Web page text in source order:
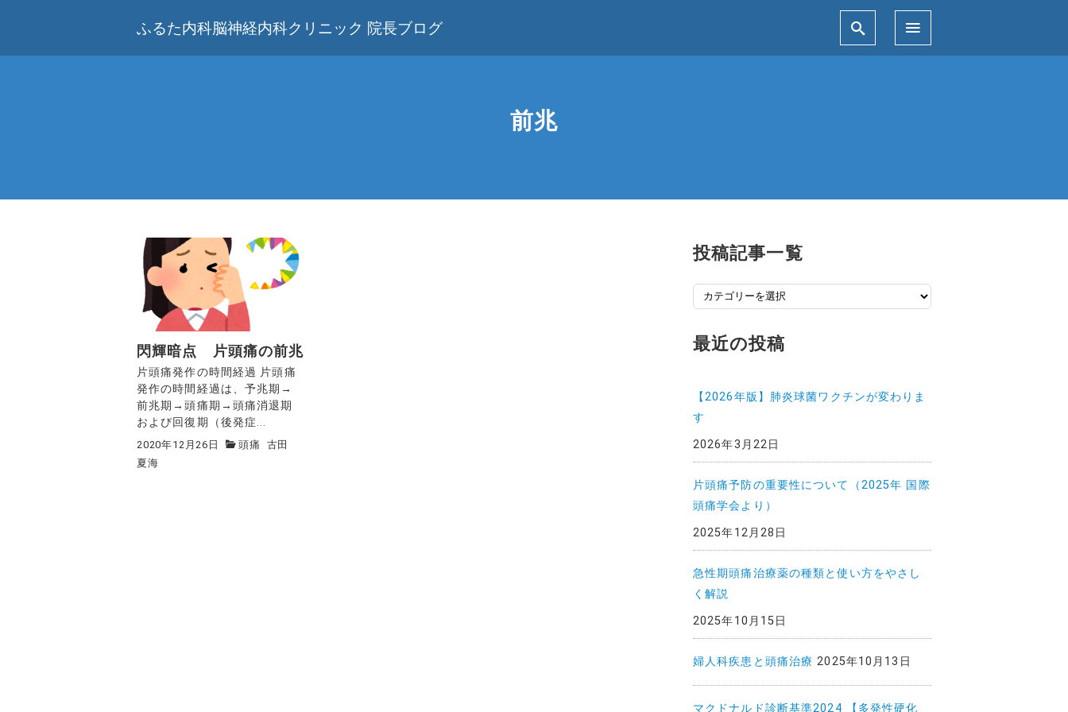
ふるた内科脳神経内科クリニック 院長ブログ
前兆
閃輝暗点 片頭痛の前兆
片頭痛発作の時間経過 片頭痛
発作の時間経過は、予兆期→
前兆期→頭痛期→頭痛消退期
および回復期（後発症...
2020年12月26日 頭痛
古田
夏海
投稿記事一覧
投
稿
記
事
覧
最近の投稿
【2026年版】肺炎球菌ワクチンが変わりま
す
2026年3月22日
片頭痛予防の重要性について（2025年 国際
頭痛学会より）
2025年12月28日
急性期頭痛治療薬の種類と使い方をやさし
く解説
2025年10月15日
婦人科疾患と頭痛治療 2025年10月13日
マクドナルド診断基準2024 【多発性硬化